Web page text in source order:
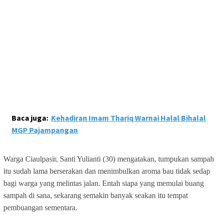
Baca juga: Kehadiran Imam Thariq Warnai Halal Bihalal
MGP Pajampangan
Warga Ciaulpasir, Santi Yulianti (30) mengatakan, tumpukan sampah
itu sudah lama berserakan dan menimbulkan aroma bau tidak sedap
bagi warga yang melintas jalan. Entah siapa yang memulai buang
sampah di sana, sekarang semakin banyak seakan itu tempat
pembuangan sementara.